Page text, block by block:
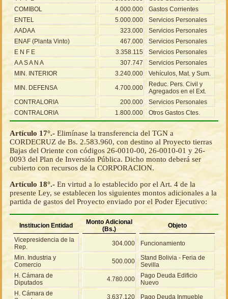
COMIBOL
4.000.000
Gastos Corrientes
ENTEL
5.000.000
Servicios Personales
AADAA
323.000
Servicios Personales
ENAF (Planta Vinto)
467.000
Servicios Personales
E N F E
3.358.115
Servicios Personales
A A S A N A
307.747
Servicios Personales
MIN. INTERIOR
3.240.000
Vehículos, Mat. y Sum.
MIN. DEFENSA
4.700.000
Reduc. Pers. Civil y
Agregados en el Ext.
CONTRALORIA
200.000
Servicios Personales
CONTRALORIA
1.800.000 Otros Gastos Ctes.
Artículo 17°.- Elimínase la transferencia del TGN a
CORDECRUZ de Bs. 2.583.960, con destino al Proyecto tierras
Bajas del Oriente con códigos 26-0010-00, 26-0010-01 y 26-
0093 del Plan de Inversión Pública. Dicho monto deberá ser
cubierto con recursos de la CORPORACION.
Artículo 18°.- En virtud a lo establecido por el Art. 4 de la
presente Ley, se establecen los siguientes montos adicionales a la
partida de gastos del Proyecto enviado por el Poder Ejecutivo:
Institucion Entidad
Monto Adicional
(Bs.)
Objeto
Vicepresidencia de la
Rep.
304.000
Funcionamiento
Min. Industria y
Comercio
500.000
Stand Bolivia - Feria de
Sevilla
H. Cámara de
Diputados
4.780.000
Pago Deuda Edificio
Nuevo
H. Cámara de
3.637.120 Pago Deuda Inmueble